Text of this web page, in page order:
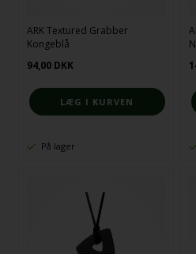
ARK Textured Grabber
Kongeblå
94,00 DKK
På lager